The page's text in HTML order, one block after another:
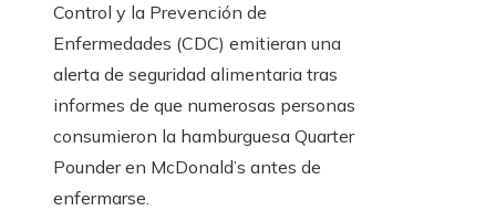
Control y la Prevención de
Enfermedades (CDC) emitieran una
alerta de seguridad alimentaria tras
informes de que numerosas personas
consumieron la hamburguesa Quarter
Pounder en McDonald’s antes de
enfermarse.